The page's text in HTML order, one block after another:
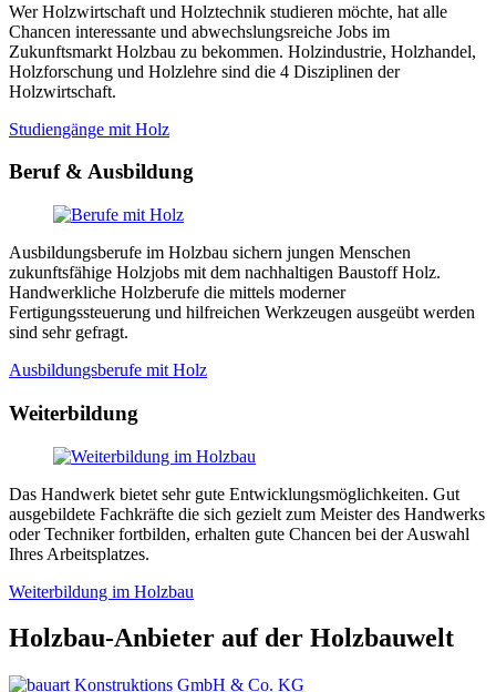
Wer Holzwirtschaft und Holztechnik studieren möchte, hat alle
Chancen interessante und abwechslungsreiche Jobs im
Zukunftsmarkt Holzbau zu bekommen. Holzindustrie, Holzhandel,
Holzforschung und Holzlehre sind die 4 Disziplinen der
Holzwirtschaft.
Studiengänge mit Holz
Beruf & Ausbildung
Ausbildungsberufe im Holzbau sichern jungen Menschen
zukunftsfähige Holzjobs mit dem nachhaltigen Baustoff Holz.
Handwerkliche Holzberufe die mittels moderner
Fertigungssteuerung und hilfreichen Werkzeugen ausgeübt werden
sind sehr gefragt.
Ausbildungsberufe mit Holz
Weiterbildung
Das Handwerk bietet sehr gute Entwicklungsmöglichkeiten. Gut
ausgebildete Fachkräfte die sich gezielt zum Meister des Handwerks
oder Techniker fortbilden, erhalten gute Chancen bei der Auswahl
Ihres Arbeitsplatzes.
Weiterbildung im Holzbau
Holzbau-Anbieter auf der Holzbauwelt